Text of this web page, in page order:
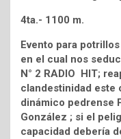
4ta.- 1100 m.
Evento para
en el cual nos
N° 2 RADIO HIT;
clandestinidad este
dinámico pedrense
González ; si el
capacidad debería